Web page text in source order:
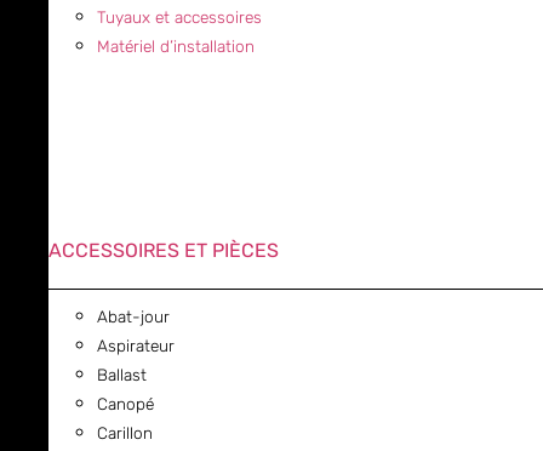
Tuyaux et accessoires
Matériel d’installation
ACCESSOIRES ET PIÈCES
Abat-jour
Aspirateur
Ballast
Canopé
Carillon